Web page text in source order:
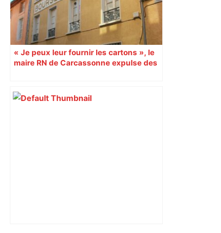
« Je peux leur fournir les cartons », le
maire RN de Carcassonne expulse des